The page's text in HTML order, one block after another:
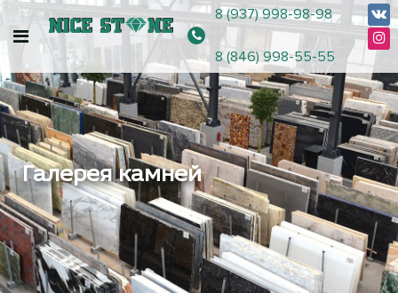
8 (937) 998-98-98
8 (846) 998-55-55
Галерея камней